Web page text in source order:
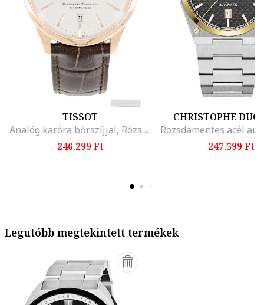
TISSOT
Analóg karóra bőrszíjjal, Rózsaarany/Sötétbarna
246.299 Ft
CHRISTOPHE
247.599 Ft
Legutóbb megtekintett termékek